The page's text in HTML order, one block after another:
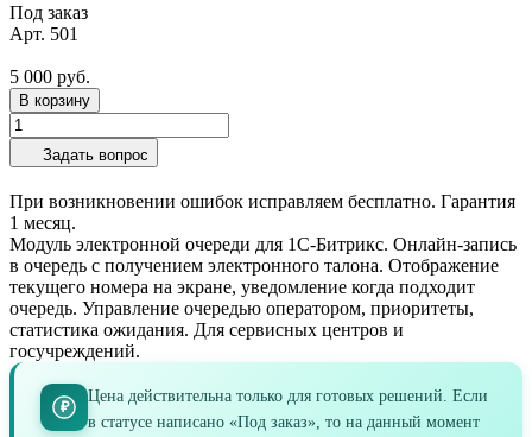
Под заказ
Арт. 501
5 000 руб.
В корзину
Задать вопрос
При возникновении ошибок исправляем бесплатно. Гарантия
1 месяц.
Модуль электронной очереди для 1С-Битрикс. Онлайн-запись
в очередь с получением электронного талона. Отображение
текущего номера на экране, уведомление когда подходит
очередь. Управление очередью оператором, приоритеты,
статистика ожидания. Для сервисных центров и
госучреждений.
₽
Цена действительна только для готовых решений. Если
в статусе написано «Под заказ», то на данный момент